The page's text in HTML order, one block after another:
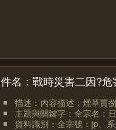
件名：戰時災害二因?
描述：內容描述：煙草賈
主題與關鍵字：全宗名：
資料識別：全宗號：jp、